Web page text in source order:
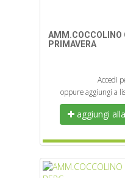
AMM.COCCOLINO
PRIMAVERA
Accedi
oppure aggiungi a
aggiungi